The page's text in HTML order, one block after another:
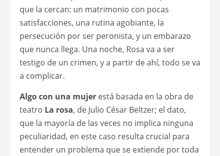
que la cercan: un matrimonio con pocas
satisfacciones, una rutina agobiante, la
persecución por ser peronista, y un embarazo
que nunca llega. Una noche, Rosa va a ser
testigo de un crimen, y a partir de ahí, todo se va
a complicar.
Algo con una mujer está basada en la obra de
teatro La rosa, de Julio César Beltzer; el dato,
que la mayoría de las veces no implica ninguna
peculiaridad, en este caso resulta crucial para
entender un problema que se extiende por toda